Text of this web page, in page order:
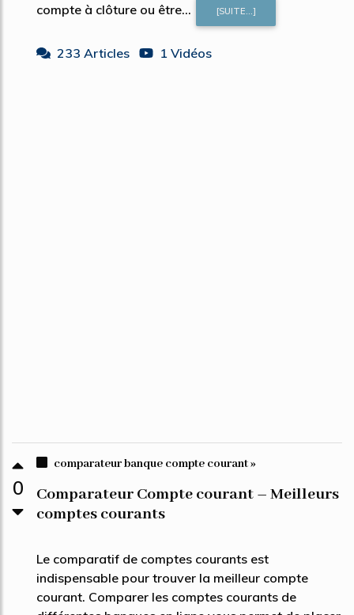
compte à clôture ou être... [SUITE...]
233 Articles 1 Vidéos
0
comparateur banque compte courant »
Comparateur Compte courant – Meilleurs
comptes courants
Le comparatif de comptes courants est
indispensable pour trouver la meilleur compte
courant. Comparer les comptes courants de